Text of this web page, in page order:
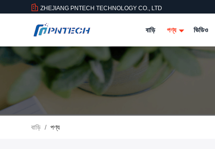
ZHEJIANG PNTECH TECHNOLOGY CO., LTD
বাড়ি পণ্য ভিডিও
বাড়ি / পণ্য